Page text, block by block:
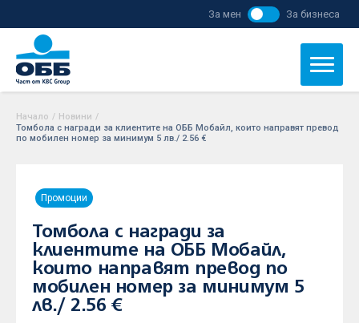
За мен За бизнеса
Начало / Новини /
Томбола с награди за клиентите на ОББ Мобайл, които направят превод
по мобилен номер за минимум 5 лв./ 2.56 €
Промоции
Томбола с награди за
клиентите на ОББ Мобайл,
които направят превод по
мобилен номер за минимум 5
лв./ 2.56 €